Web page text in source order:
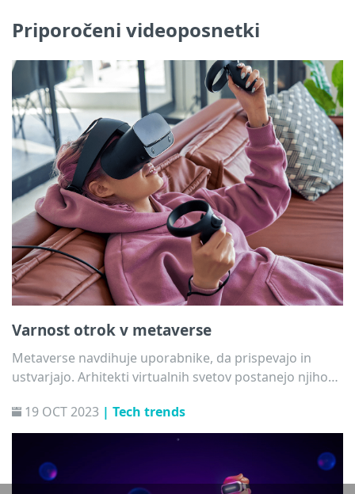
Priporočeni videoposnetki
Varnost otrok v metaverse
Metaverse navdihuje uporabnike, da prispevajo in
ustvarjajo. Arhitekti virtualnih svetov postanejo njihovi
tudi vaš otrok. To okolje lahko na številne načine koristi
otrokovemu razvoju. Še vedno pa lahko kot starš
storite še veliko več, da bi metavsebine izkoristili na
najboljši možni način. Preden družba v celoti skoči v
19 OCT 2023 | Tech trends